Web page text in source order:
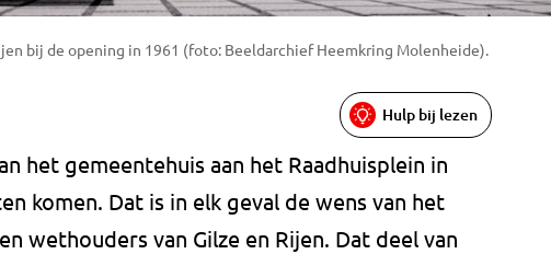
bij de opening in 1961 (foto: Beeldarchief Heemkring Molenheide).
Hulp bij lezen
het gemeentehuis aan het Raadhuisplein in
komen. Dat is in elk geval de wens van het
wethouders van Gilze en Rijen. Dat deel van